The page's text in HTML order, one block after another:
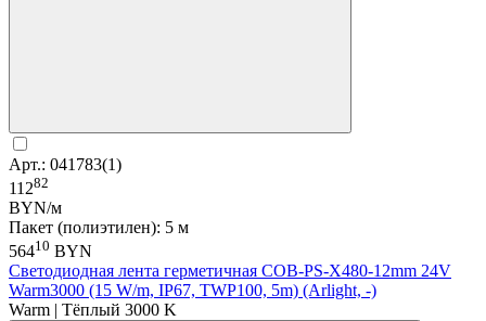
Арт.: 041783(1)
11282
BYN/м
Пакет (полиэтилен): 5 м
56410 BYN
Светодиодная лента герметичная COB-PS-X480-12mm 24V
Warm3000 (15 W/m, IP67, TWP100, 5m) (Arlight, -)
Warm | Тёплый 3000 K